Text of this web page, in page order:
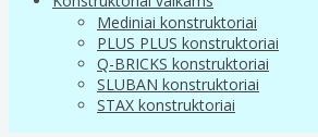
Mediniai konstruktoriai
PLUS PLUS konstruktoriai
Q-BRICKS konstruktoriai
SLUBAN konstruktoriai
STAX konstruktoriai